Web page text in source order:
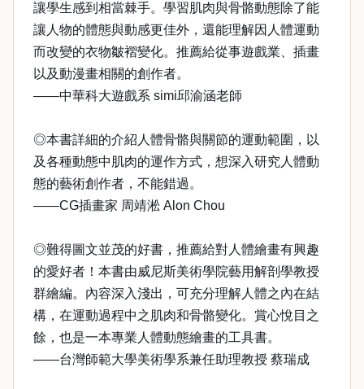
讓學生感到相當棘手。學習肌肉與骨骼動態除了能
讓人物的體態與動感更佳外，還能理解因人體運動
而改變的衣物皺褶變化。推薦給從事遊戲業、插畫
以及動漫畫相關的創作者。
——中華科大遊戲系 simi邱渝涵老師
◎本書詳細的介紹人體骨骼與關節的運動範圍，以
及各種動態中肌肉的運作方式，想深入研究人體動
態的藝術創作者，不能錯過。
——CG插畫家 周靖淞 Alon Chou
◎難得圖文並茂的好書，推薦給對人體繪畫有興趣
的愛好者！本書由威尼斯美術學院藝用解剖學教授
群繪編。內容深入淺出，可充分理解人體之內在結
構，在運動過程中之肌肉和骨骼變化。賞心悅目之
餘，也是一本專業人體動態繪畫的工具書。
——台灣師範大學美術學系兼任助理教授 蔡瑞成